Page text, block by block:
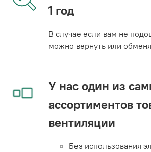
1 год
В случае если вам не
можно вернуть или
У нас один из
ассортиментов
вентиляции
Без использования